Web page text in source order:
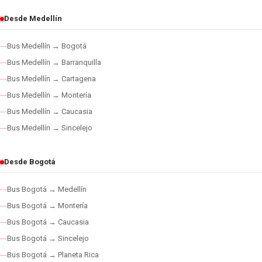
Desde Medellín
Bus Medellín → Bogotá
Bus Medellín → Barranquilla
Bus Medellín → Cartagena
Bus Medellín → Montería
Bus Medellín → Caucasia
Bus Medellín → Sincelejo
Desde Bogotá
Bus Bogotá → Medellín
Bus Bogotá → Montería
Bus Bogotá → Caucasia
Bus Bogotá → Sincelejo
Bus Bogotá → Planeta Rica